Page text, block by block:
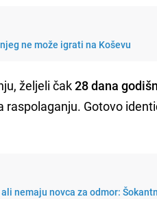
ne može igrati na Koševu
željeli čak28 dana
Gotovo
nemaju novca za odmor: